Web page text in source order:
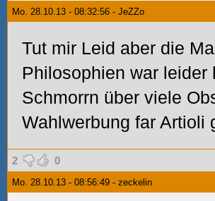
Mo. 28.10.13 - 08:32:56 - JeZZo
Tut mir Leid aber die
Philosophien war
Schmorrn über viele
Wahlwerbung far Artioli
2 0
Mo. 28.10.13 - 08:56:49 - zeckelin